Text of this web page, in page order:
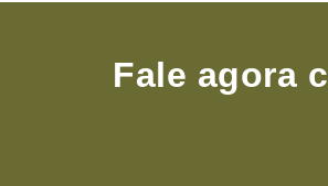
Fale agora